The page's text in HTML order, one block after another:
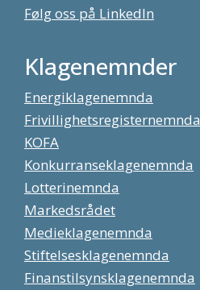
Følg oss på LinkedIn
Klagenemnder
Energiklagenemnda
Frivillighetsregisternemnda
KOFA
Konkurranseklagenemnda
Lotterinemnda
Markedsrådet
Medieklagenemnda
Stiftelsesklagenemnda
Finanstilsynsklagenemnda